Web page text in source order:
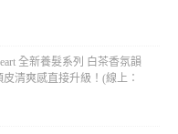
全新養髮系列 白茶香氛韻
清爽感直接升級！(線上：